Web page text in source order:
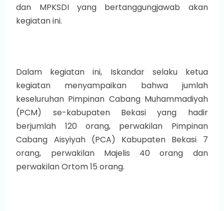
dan MPKSDI yang bertanggungjawab akan
kegiatan ini.
Dalam kegiatan ini, Iskandar selaku ketua
kegiatan menyampaikan bahwa jumlah
keseluruhan Pimpinan Cabang Muhammadiyah
(PCM) se-kabupaten Bekasi yang hadir
berjumlah 120 orang, perwakilan Pimpinan
Cabang Aisyiyah (PCA) Kabupaten Bekasi 7
orang, perwakilan Majelis 40 orang dan
perwakilan Ortom 15 orang.